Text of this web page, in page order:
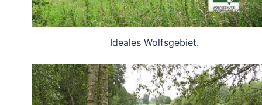
Ideales Wolfsgebiet.